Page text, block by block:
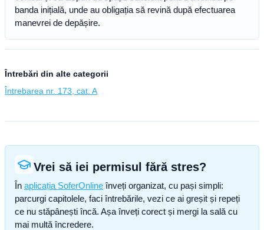
banda inițială, unde au obligația să revină după efectuarea
manevrei de depășire.
Întrebări din alte categorii
Întrebarea nr. 173, cat. A
Vrei să iei permisul fără stres?
În aplicația SoferOnline înveți organizat, cu pași simpli:
parcurgi capitolele, faci întrebările, vezi ce ai greșit și repeți
ce nu stăpânești încă. Așa înveți corect și mergi la sală cu
mai multă încredere.